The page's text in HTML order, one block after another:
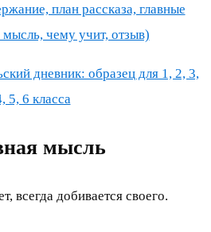
план рассказа, главные
мысль, чему учит, отзыв)
дневник: образец для 1, 2, 3,
5, 6 класса
мысль
всегда добивается своего.